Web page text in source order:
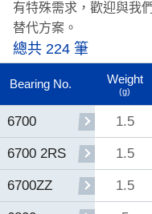
有特殊需求，歡迎與我
替代方案。
總共 224 筆
Bearing No. Weight
(g)
6700 1.5
6700 2RS 1.5
6700ZZ 1.5